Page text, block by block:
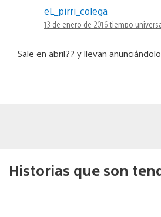
eL_pirri_colega
13 de enero de 2016 tiempo
Sale en abril?? y llevan
Historias que son